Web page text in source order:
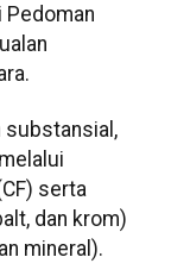
substansial,
serta
dan krom)
mineral).